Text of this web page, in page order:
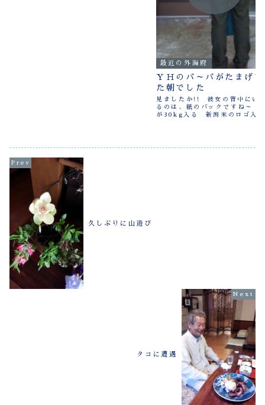
最近の外海府
ＹＨのバ～バがたまげ
た朝でした
見ましたか!! 彼女の背中にい
るのは、紙のバックですね～！
が30kg入る 新潟米のロゴ入り
久しぶりに山遊び
タコに遭遇